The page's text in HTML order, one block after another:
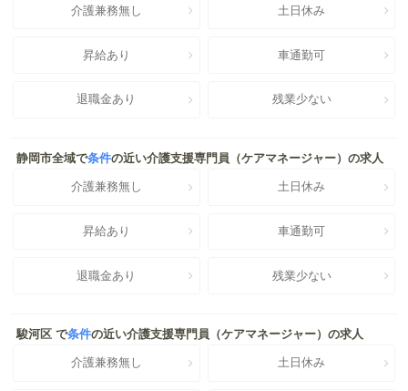
介護兼務無し 土日休み
昇給あり 車通勤可
退職金あり 残業少ない
静岡市全域で条件の近い介護支援専門員（ケアマネージャー）の求人
介護兼務無し 土日休み
昇給あり 車通勤可
退職金あり 残業少ない
駿河区 で条件の近い介護支援専門員（ケアマネージャー）の求人
介護兼務無し 土日休み